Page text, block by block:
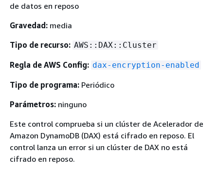
de datos en reposo
Gravedad: media
Tipo de recurso: AWS::DAX::Cluster
Regla de AWS Config: dax-encryption-enabled
Tipo de programa: Periódico
Parámetros: ninguno
Este control comprueba si un clúster de Acelerador de
Amazon DynamoDB (DAX) está cifrado en reposo. El
control lanza un error si un clúster de DAX no está
cifrado en reposo.